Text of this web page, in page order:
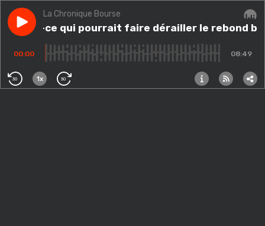
Play episodeQu'est-ce qui pourrait faire dérailler le rebond
La Chronique Bourse
Qu'est-ce qui pourrait faire dérailler le rebond
00:00 08:49
30 1x 30